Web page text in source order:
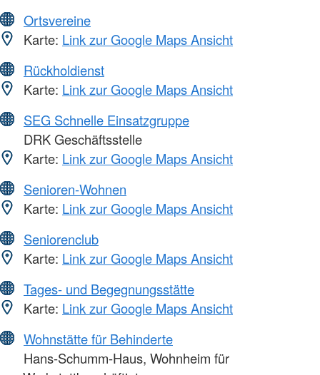
Ortsvereine
Karte: Link zur Google Maps Ansicht
Rückholdienst
Karte: Link zur Google Maps Ansicht
SEG Schnelle Einsatzgruppe
DRK Geschäftsstelle
Karte: Link zur Google Maps Ansicht
Senioren-Wohnen
Karte: Link zur Google Maps Ansicht
Seniorenclub
Karte: Link zur Google Maps Ansicht
Tages- und Begegnungsstätte
Karte: Link zur Google Maps Ansicht
Wohnstätte für Behinderte
Hans-Schumm-Haus, Wohnheim für